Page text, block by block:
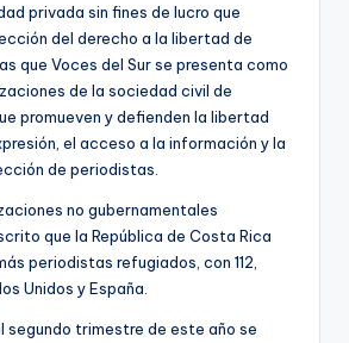
privada sin fines de lucro que
del derecho a la libertad de
que Voces del Sur se presenta como
de la sociedad civil de
promueven y defienden la libertad
el acceso a la información y la
de periodistas.
no gubernamentales
que la República de Costa Rica
periodistas refugiados, con 112,
Unidos y España.
segundo trimestre de este año se